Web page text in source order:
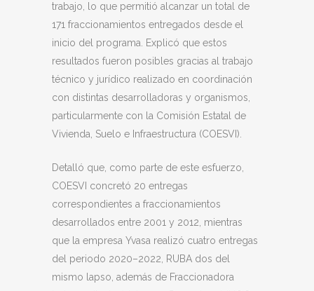
trabajo, lo que permitió alcanzar un total de
171 fraccionamientos entregados desde el
inicio del programa. Explicó que estos
resultados fueron posibles gracias al trabajo
técnico y jurídico realizado en coordinación
con distintas desarrolladoras y organismos,
particularmente con la Comisión Estatal de
Vivienda, Suelo e Infraestructura (COESVI).
Detalló que, como parte de este esfuerzo,
COESVI concretó 20 entregas
correspondientes a fraccionamientos
desarrollados entre 2001 y 2012, mientras
que la empresa Yvasa realizó cuatro entregas
del periodo 2020–2022, RUBA dos del
mismo lapso, además de Fraccionadora